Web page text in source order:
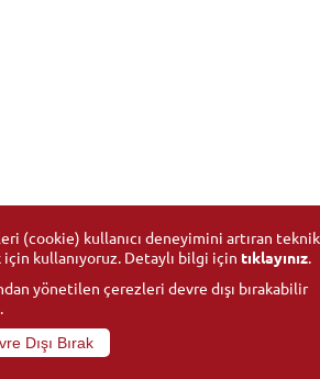
(cookie) kullanıcı deneyimini artıran teknik
kullanıyoruz. Detaylı bilgi için tıklayınız.
yönetilen çerezleri devre dışı bırakabilir
Dışı Bırak
University- All rights reserved.